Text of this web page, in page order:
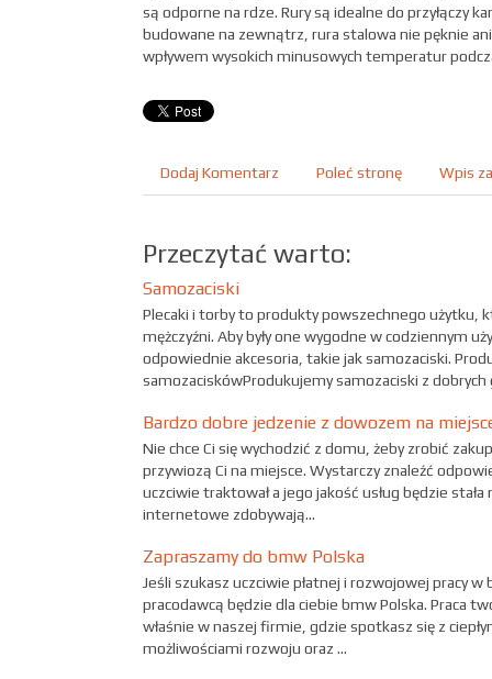
są odporne na rdze. Rury są idealne do przyłączy
budowane na zewnątrz, rura stalowa nie pęknie
wpływem wysokich minusowych temperatur
Dodaj Komentarz Poleć stronę Wpis
Przeczytać warto:
Samozaciski
Plecaki i torby to produkty powszechnego użytku,
mężczyźni. Aby były one wygodne w codziennym
odpowiednie akcesoria, takie jak samozaciski.
samozaciskówProdukujemy samozaciski z
Bardzo dobre jedzenie z dowozem na
Nie chce Ci się wychodzić z domu, żeby zrobić
przywiozą Ci na miejsce. Wystarczy znaleźć
uczciwie traktował a jego jakość usług będzie
internetowe zdobywają...
Zapraszamy do bmw Polska
Jeśli szukasz uczciwie płatnej i rozwojowej pracy
pracodawcą będzie dla ciebie bmw Polska. Praca
właśnie w naszej firmie, gdzie spotkasz się z
możliwościami rozwoju oraz ...